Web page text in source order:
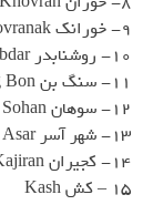
9- خورانک Khovranak
10- روشنابدر Roshnabdar
11- سنگ بن Sang Bon
12- سوهان Sohan
13- شهر آسر Shahr Asar
14- کجیران Kajiran
15 – کش Kash